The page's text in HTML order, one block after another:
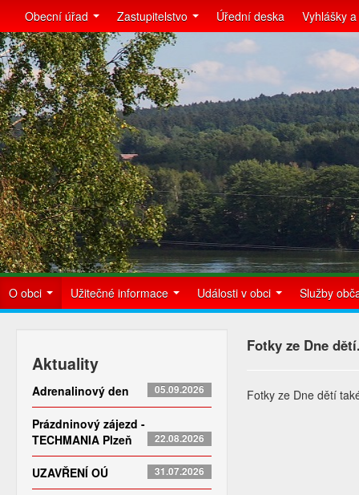
Obecní úřad Zastupitelstvo Úřední deska Vyhlášky
O obci Užitečné informace Události v obci Služby
Aktuality
Adrenalinový den 05.09.2026
Prázdninový zájezd -
TECHMANIA Plzeň
22.08.2026
UZAVŘENÍ OÚ 31.07.2026
Fotky ze Dne
Fotky ze Dne dětí